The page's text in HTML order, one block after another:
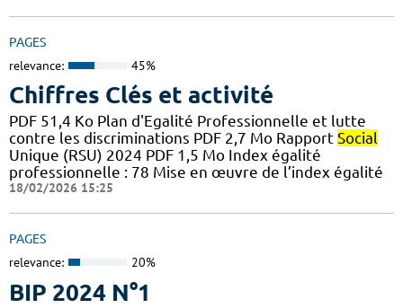
PAGES
relevance: 45%
Chiffres Clés et activité
PDF 51,4 Ko Plan d'Egalité Professionnelle et lutte
contre les discriminations PDF 2,7 Mo Rapport Social
Unique (RSU) 2024 PDF 1,5 Mo Index égalité
professionnelle : 78 Mise en œuvre de l’index égalité
18/02/2026 15:25
PAGES
relevance: 20%
BIP 2024 N°1